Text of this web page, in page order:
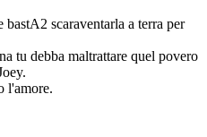
scaraventarla a terra per
tu debba maltrattare quel povero
l'amore.